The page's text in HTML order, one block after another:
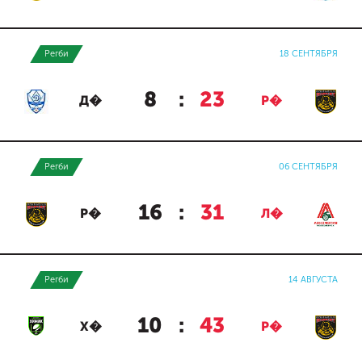
Регби 18 СЕНТЯБРЯ
Д� 8 : 23 Р�
Регби 06 СЕНТЯБРЯ
Р� 16 : 31 Л�
Регби 14 АВГУСТА
Х� 10 : 43 Р�